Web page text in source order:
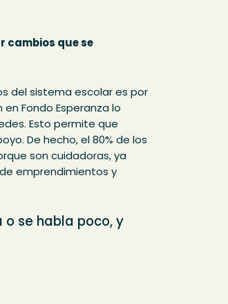
cambios que se
del sistema escolar es por
Fondo Esperanza lo
Esto permite que
De hecho, el 80% de los
son cuidadoras, ya
emprendimientos y
o se habla poco, y